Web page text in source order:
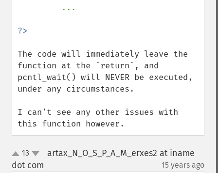
The code will immediately leave the
function at the `return`, and
pcntl_wait() will NEVER be executed,
under any circumstances.
I can't see any other issues with
this function however.
up
down
13
artax_N_O_S_P_A_M_erxes2 at iname
dot com
15 years ago